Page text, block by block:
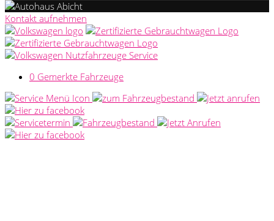
Kontakt aufnehmen
0 Gemerkte Fahrzeuge